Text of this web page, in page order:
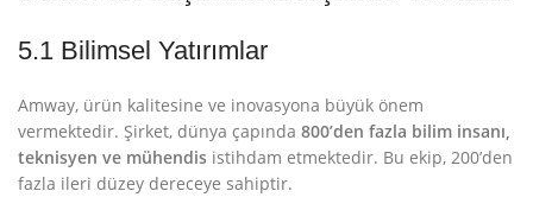
5.1 Bilimsel Yatırımlar
Amway, ürün kalitesine ve inovasyona büyük önem
vermektedir. Şirket, dünya çapında 800’den fazla bilim insanı,
teknisyen ve mühendis istihdam etmektedir. Bu ekip, 200’den
fazla ileri düzey dereceye sahiptir.